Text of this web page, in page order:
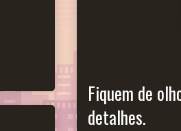
Fiquem de
detalhes.